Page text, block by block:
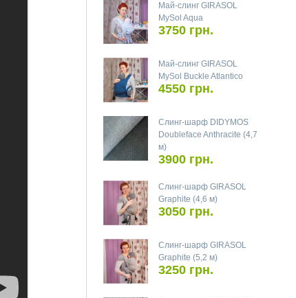
Май-слинг GIRASOL
MySol Aqua
3750 грн.
Май-слинг GIRASOL
MySol Buckle Atlantico
4550 грн.
Слинг-шарф DIDYMOS
Doubleface Anthracite (4,7
м)
3900 грн.
Слинг-шарф GIRASOL
Graphite (4,6 м)
3050 грн.
Слинг-шарф GIRASOL
Graphite (5,2 м)
3250 грн.